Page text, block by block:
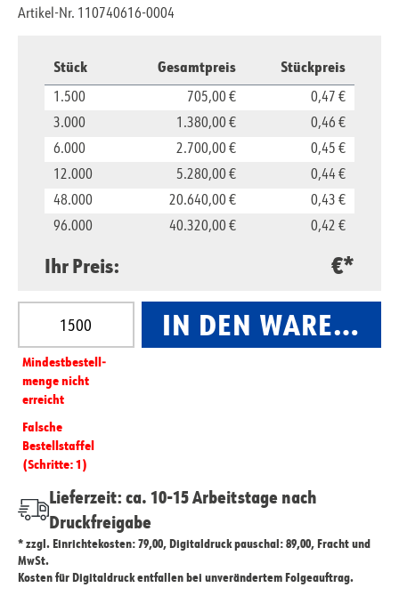
Artikel-Nr. 110740616-0004
Stück Gesamtpreis Stückpreis
1.500 705,00 €
0,47 €
3.000
1.380,00 €
0,46 €
6.000
2.700,00 €
0,45 €
12.000
5.280,00 €
0,44 €
48.000
20.640,00 €
0,43 €
96.000
40.320,00 € 0,42 €
Ihr Preis: €*
Produkt Anzahl: Gib den gewünschten Wert ein
Mindest­­bestell­­
menge nicht
erreicht
Falsche
Bestellstaffel
(Schritte: 1)
IN DEN
Lieferzeit: ca. 10-15 Arbeitstage nach
Druckfreigabe
* zzgl. Einrichtekosten: 79,00, Digitaldruck pauschal: 89,00, Fracht und
MwSt.
Kosten für Digitaldruck entfallen bei unverändertem Folgeauftrag.